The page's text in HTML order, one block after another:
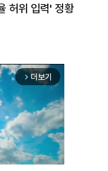
허위 입력' 정황
arrow_forward_ios 더보기